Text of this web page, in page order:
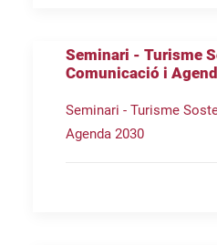
Seminari - Turisme
Comunicació i
Seminari - Turisme
Agenda 2030